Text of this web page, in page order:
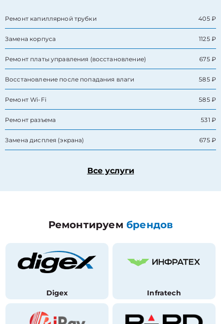
Ремонт капиллярной трубки 405 ₽
Замена корпуса 1125 ₽
Ремонт платы управления (восстановление) 675 ₽
Восстановление после попадания влаги 585 ₽
Ремонт Wi-Fi 585 ₽
Ремонт разъема 531 ₽
Замена дисплея (экрана) 675 ₽
Все услуги
Ремонтируем брендов
Digex Infratech